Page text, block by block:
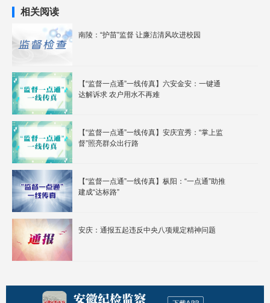
相关阅读
南陵：“护苗”监督 让廉洁清风吹进校园
【“监督一点通”一线传真】六安金安：一键通
达解诉求 农户用水不再难
【“监督一点通”一线传真】安庆宜秀：“掌上监
督”照亮群众出行路
【“监督一点通”一线传真】枞阳：“一点通”助推
建成“达标路”
安庆：通报五起违反中央八项规定精神问题